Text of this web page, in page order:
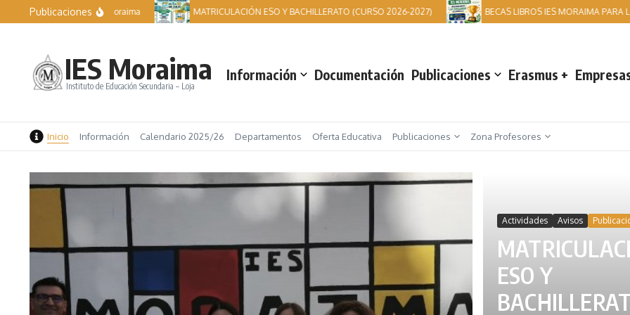
Saltar al contenido
Publicaciones
Becas IES Moraima MATRICULACIÓN ESO Y BACHILLERATO (CURSO 2026-2027) BECAS LIBROS IES MORAIMA PARA LOS
IES Moraima
Instituto de Educación Secundaria – Loja
Información Documentación Publicaciones Erasmus +
Inicio Información Calendario 2025/26 Departamentos Oferta Educativa Publicaciones Zona Profesores
Actividades Avisos
ESO Y